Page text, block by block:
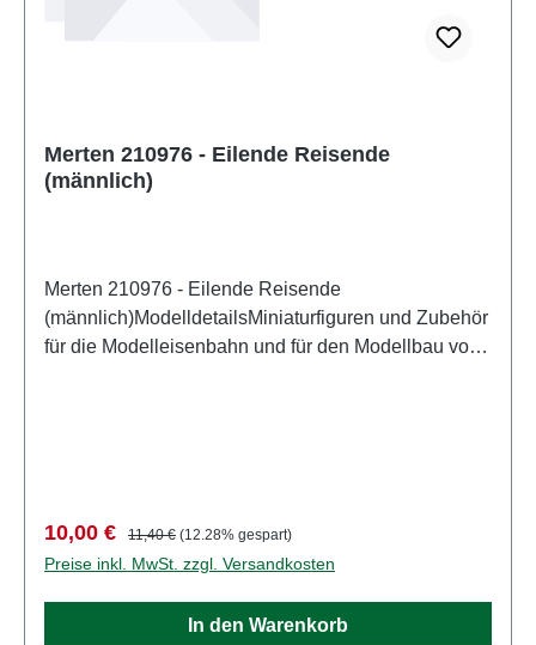
Merten 210976 - Eilende Reisende
(männlich)
Merten 210976 - Eilende Reisende
(männlich)ModelldetailsMiniaturfiguren und Zubehör
für die Modelleisenbahn und für den Modellbau von
Hersteller: MertenArtikelnummer: 2946Stückzahl:
Set aus mehreren TeilenEAN:
4041032000312Produktart: FigurenSpur:
H0Maßstab: 1:87Altersempfehlung: ab 14 Jahren
Verkaufspreis:
10,00 € Regulärer Preis:
11,40 € (12.28% gespart)
Preise inkl. MwSt. zzgl. Versandkosten
In den Warenkorb